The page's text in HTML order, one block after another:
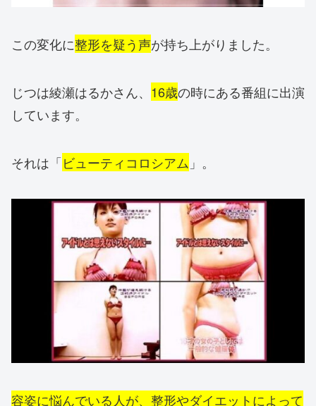
この変化に整形を疑う声が持ち上がりました。
じつは綾瀬はるかさん、 16歳の時にある番組に出演
しています。
それは「ビューティコロシアム 」。
容姿に悩んでいる人が、整形やダイエットによって